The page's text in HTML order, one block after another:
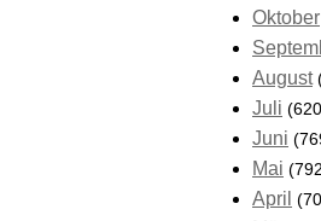
Oktober
August
Juli
Juni
Mai
April